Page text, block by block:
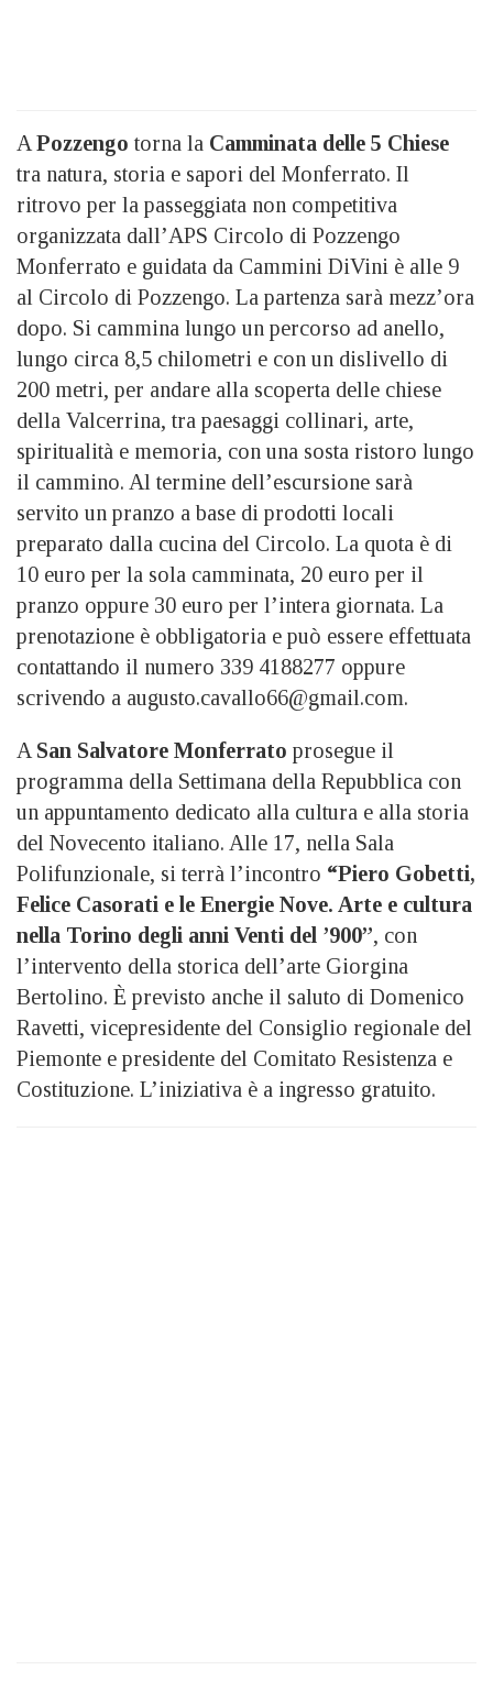
A Pozzengo torna la Camminata delle 5 Chiese
tra natura, storia e sapori del Monferrato. Il
ritrovo per la passeggiata non competitiva
organizzata dall’APS Circolo di Pozzengo
Monferrato e guidata da Cammini DiVini è alle 9
al Circolo di Pozzengo. La partenza sarà mezz’ora
dopo. Si cammina lungo un percorso ad anello,
lungo circa 8,5 chilometri e con un dislivello di
200 metri, per andare alla scoperta delle chiese
della Valcerrina, tra paesaggi collinari, arte,
spiritualità e memoria, con una sosta ristoro lungo
il cammino. Al termine dell’escursione sarà
servito un pranzo a base di prodotti locali
preparato dalla cucina del Circolo. La quota è di
10 euro per la sola camminata, 20 euro per il
pranzo oppure 30 euro per l’intera giornata. La
prenotazione è obbligatoria e può essere effettuata
contattando il numero 339 4188277 oppure
scrivendo a augusto.cavallo66@gmail.com.
A San Salvatore Monferrato prosegue il
programma della Settimana della Repubblica con
un appuntamento dedicato alla cultura e alla storia
del Novecento italiano. Alle 17, nella Sala
Polifunzionale, si terrà l’incontro “Piero Gobetti,
Felice Casorati e le Energie Nove. Arte e cultura
nella Torino degli anni Venti del ’900”, con
l’intervento della storica dell’arte Giorgina
Bertolino. È previsto anche il saluto di Domenico
Ravetti, vicepresidente del Consiglio regionale del
Piemonte e presidente del Comitato Resistenza e
Costituzione. L’iniziativa è a ingresso gratuito.